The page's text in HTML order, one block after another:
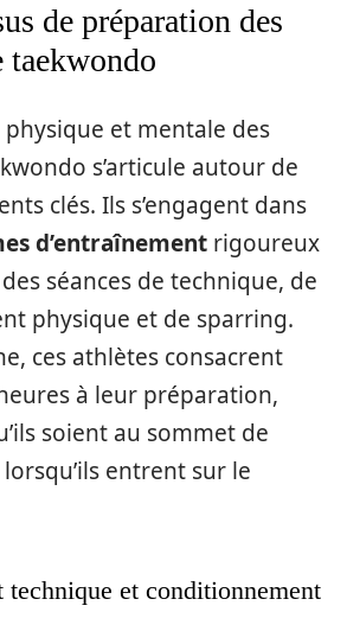
de préparation des
taekwondo
et mentale des
s’articule autour de
clés. Ils s’engagent dans
d’entraînement rigoureux
séances de technique, de
physique et de sparring.
ces athlètes consacrent
à leur préparation,
soient au sommet de
entrent sur le
technique et conditionnement